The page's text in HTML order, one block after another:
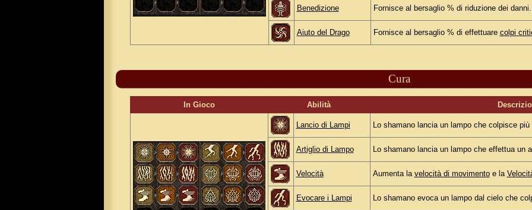
Benedizione Fornisce al bersaglio % di riduzione dei danni.
Aiuto del Drago Fornisce al bersaglio % di effettuare colpi
Cura
In Gioco Abilità
Lancio di Lampi Lo shamano lancia un lampo che colpisce più
Artiglio di Lampo Lo shamano lancia un lampo che effettua un
Velocità Aumenta la velocità di movimentoe la
Evocare i Lampi Lo shamano evoca un lampo dal cielo che